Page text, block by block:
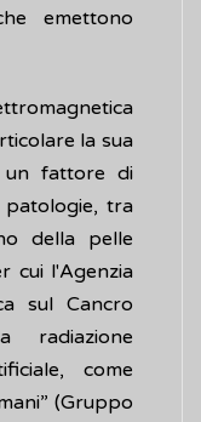
emettono
la sua
un fattore di
patologie, tra
della pelle
cui l'Agenzia
sul Cancro
radiazione
come
(Gruppo